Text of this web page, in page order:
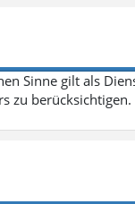
Sinne gilt als
zu berücksichtigen.